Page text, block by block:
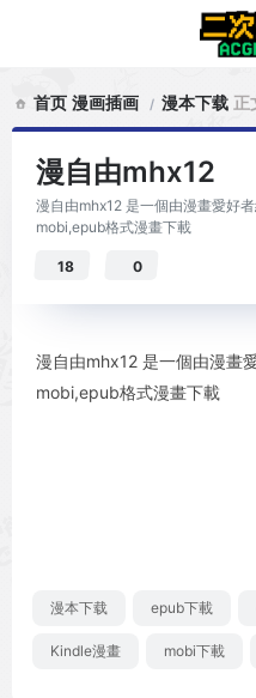
首页 漫画插画 漫本下载 正
漫自由mhx12
漫自由mhx12 是一個由漫畫愛好
mobi,epub格式漫畫下載
18 0
漫自由mhx12 是一個由漫畫
mobi,epub格式漫畫下載
漫本下载 epub下載
Kindle漫畫 mobi下載